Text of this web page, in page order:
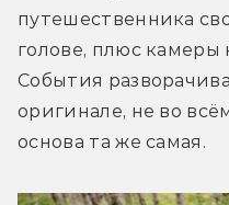
путешественника
голове, плюс камеры
События
оригинале, не во
основа та же самая.